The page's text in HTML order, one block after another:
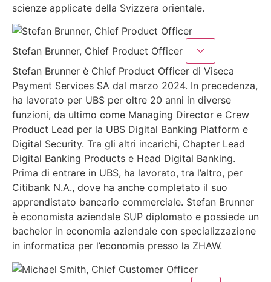
scienze applicate della Svizzera orientale.
Stefan Brunner, Chief Product Officer
Stefan Brunner è Chief Product Officer di Viseca
Payment Services SA dal marzo 2024. In precedenza,
ha lavorato per UBS per oltre 20 anni in diverse
funzioni, da ultimo come Managing Director e Crew
Product Lead per la UBS Digital Banking Platform e
Digital Security. Tra gli altri incarichi, Chapter Lead
Digital Banking Products e Head Digital Banking.
Prima di entrare in UBS, ha lavorato, tra l’altro, per
Citibank N.A., dove ha anche completato il suo
apprendistato bancario commerciale. Stefan Brunner
è economista aziendale SUP diplomato e possiede un
bachelor in economia aziendale con specializzazione
in informatica per l’economia presso la ZHAW.